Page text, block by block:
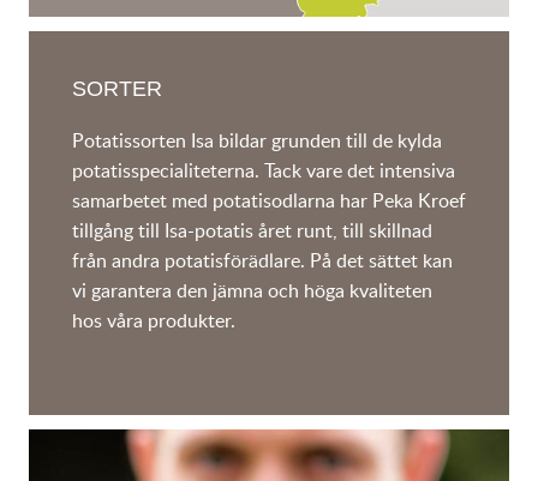
SORTER
Potatissorten Isa bildar grunden till de kylda
potatisspecialiteterna. Tack vare det intensiva
samarbetet med potatisodlarna har Peka Kroef
tillgång till Isa-potatis året runt, till skillnad
från andra potatisförädlare. På det sättet kan
vi garantera den jämna och höga kvaliteten
hos våra produkter.